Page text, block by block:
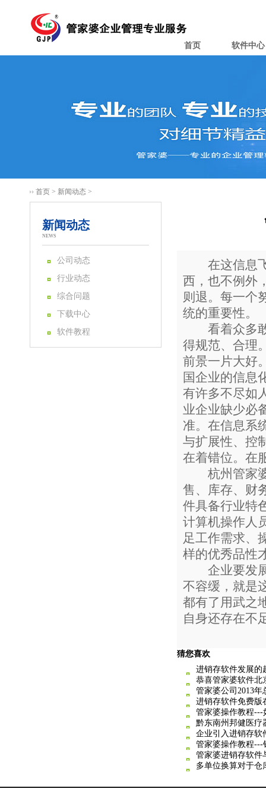
首页 软件中心
首页 > 新闻动态 >
新闻动态
NEWS
公司动态
行业动态
综合问题
下载中心
软件教程
在这信息飞
西，也不例外
则退。每一个
统的重要性。
看着众多敢
得规范、合理
前景一片大好
国企业的信息
有许多不尽如
业企业缺少必
准。在信息系
与扩展性、控
在着错位。在
杭州管家婆
售、库存、财
件具备行业特
计算机操作人
足工作需求、
样的优秀品性
企业要发展
不容缓，就是
都有了用武之
自身还存在不
猜您喜欢
进销存软件发展的
恭喜管家婆软件北
管家婆公司2013年
进销存软件免费版
管家婆操作教程---
黔东南州邦健医疗
企业引入进销存软
管家婆操作教程---
管家婆进销存软件
多单位换算对于仓